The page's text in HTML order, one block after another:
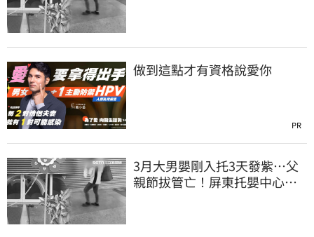
做到這點才有資格說愛你
PR
3月大男嬰剛入托3天發紫…父
親節拔管亡！屏東托嬰中心回9